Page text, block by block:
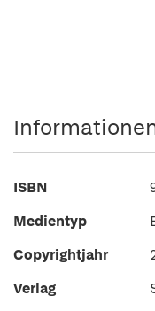
ISBN
Medientyp
Copyrightjahr
Verlag